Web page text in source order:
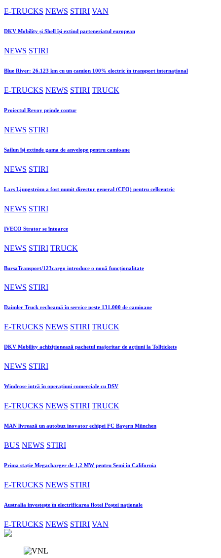
E-TRUCKS NEWS STIRI VAN
DKV Mobility și Shell își extind parteneriatul european
NEWS STIRI
Blue River: 26.123 km cu un camion 100% electric în transport internațional
E-TRUCKS NEWS STIRI TRUCK
Proiectul Revoy prinde contur
NEWS STIRI
Sailun își extinde gama de anvelope pentru camioane
NEWS STIRI
Lars Ljungström a fost numit director general (CFO) pentru cellcentric
NEWS STIRI
IVECO Strator se întoarce
NEWS STIRI TRUCK
BursaTransport/123cargo introduce o nouă funcționalitate
NEWS STIRI
Daimler Truck recheamă în service peste 131.000 de camioane
E-TRUCKS NEWS STIRI TRUCK
DKV Mobility achiziționează pachetul majoritar de acțiuni la Tolltickets
NEWS STIRI
Windrose intră în operațiuni comerciale cu DSV
E-TRUCKS NEWS STIRI TRUCK
MAN livrează un autobuz inovator echipei FC Bayern München
BUS NEWS STIRI
Prima stație Megacharger de 1,2 MW pentru Semi în California
E-TRUCKS NEWS STIRI
Australia investește în electrificarea flotei Poștei naționale
E-TRUCKS NEWS STIRI VAN